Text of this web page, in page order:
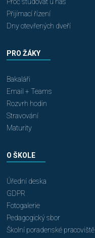
Přijímací řízení
Dny otevřených dveří
PRO ŽÁKY
Bakaláři
Email + Teams
Rozvrh hodin
Stravování
Maturity
O ŠKOLE
Úřední deska
GDPR
Fotogalerie
Pedagogický sbor
Školní poradenské pracoviště